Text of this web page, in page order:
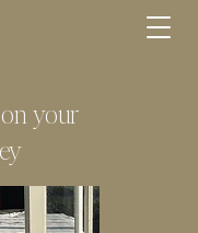
your